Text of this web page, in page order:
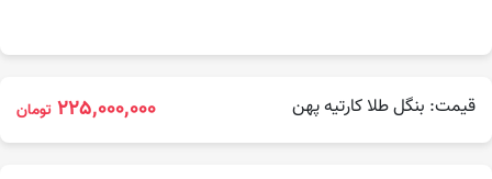
قیمت: بنگل طلا کارتیه پهن 225,000,000 تومان